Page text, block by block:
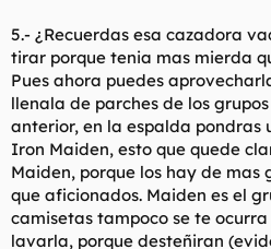
5.- ¿Recuerdas esa cazadora
tirar porque tenia mas mierda
Pues ahora puedes
llenala de parches de los
anterior, en la espalda pondras
Iron Maiden, esto que quede
Maiden, porque los hay de mas
que aficionados. Maiden es el
camisetas tampoco se te ocurra
lavarla, porque desteñiran